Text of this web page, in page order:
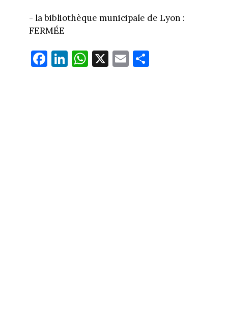
- la bibliothèque municipale de Lyon :
FERMÉE
Fa
ce
Li
nk
W
ha
X E
m
Pa